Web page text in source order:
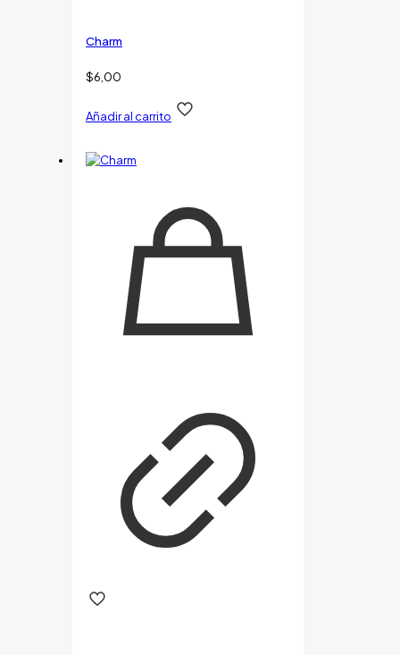
Charm
$6,00
Añadir al carrito